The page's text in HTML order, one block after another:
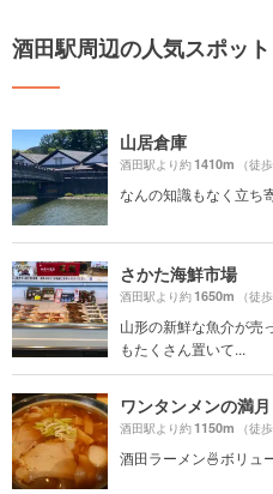
酒田駅周辺の人気スポット
山居倉庫
酒田駅より約1410m （徒
なんの知識もなく立
さかた海鮮市場
酒田駅より約1650m （徒
山形の新鮮な魚介が売
もたくさん置いて...
ワンタンメンの満月
酒田駅より約1150m （徒
酒田ラーメン🍜ボリュ